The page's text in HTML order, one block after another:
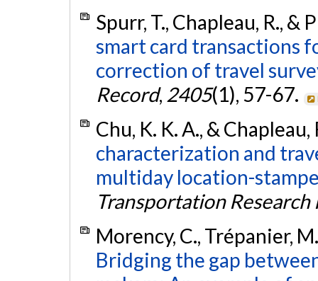
Spurr, T., Chapleau, R., &
smart card transactions
correction of travel
Record, 2405(1), 57-67.
Chu, K. K. A., &
characterization and
multiday location-
Transportation Research
Morency, C., Trépanier,
Bridging the gap